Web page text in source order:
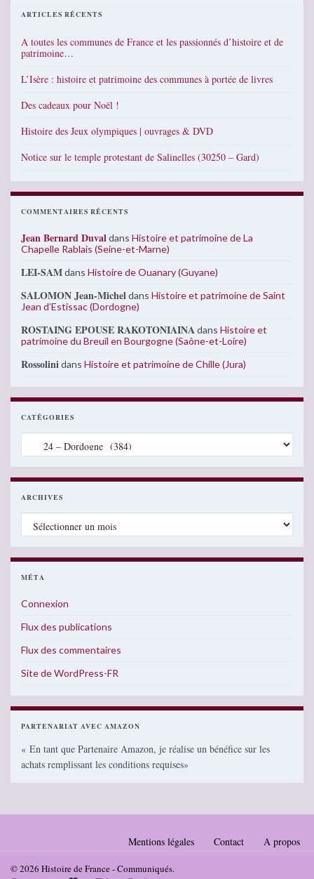
ARTICLES RÉCENTS
A toutes les communes de France et les passionnés d’histoire et de
patrimoine…
L’Isère : histoire et patrimoine des communes à portée de livres
Des cadeaux pour Noël !
Histoire des Jeux olympiques | ouvrages & DVD
Notice sur le temple protestant de Salinelles (30250 – Gard)
COMMENTAIRES RÉCENTS
Jean Bernard Duvaldans Histoire et patrimoine de La
Chapelle Rablais (Seine-et-Marne)
LEI-SAMdans Histoire de Ouanary (Guyane)
SALOMON Jean-Micheldans Histoire et patrimoine de Saint
Jean d’Estissac (Dordogne)
ROSTAING EPOUSE RAKOTONIAINAdans Histoire et
patrimoine du Breuil en Bourgogne (Saône-et-Loire)
Rossolinidans Histoire et patrimoine de Chille (Jura)
CATÉGORIES
ARCHIVES
MÉTA
Connexion
Flux des publications
Flux des commentaires
Site de WordPress-FR
PARTENARIAT AVEC AMAZON
« En tant que Partenaire Amazon, je réalise un bénéfice sur les
achats remplissant les conditions requises»
Mentions légales Contact A propos
© 2026 Histoire de France - Communiqués.